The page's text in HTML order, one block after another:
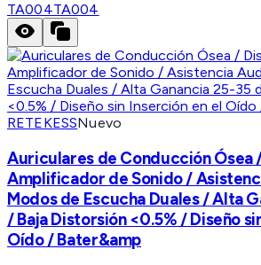
TA004TA004
RETEKESSNuevo
Auriculares de Conducción Ósea
Amplificador de Sonido /
Modos de Escucha Duales / Alta
/ Baja Distorsión <0.5% / Diseño
Oído / Bater&amp